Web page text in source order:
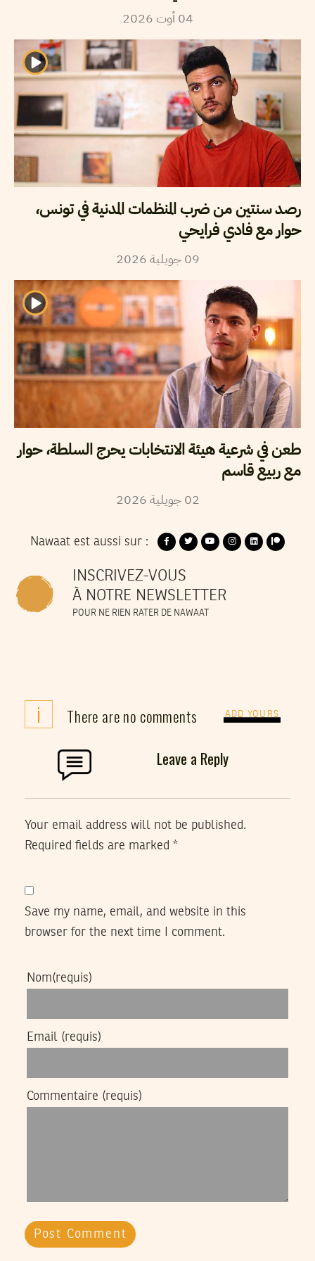
04 أوت2026
رصد سنتين من ضرب المنظمات المدنية في تونس،
حوار مع فادي فرايحي
09 جويلية2026
طعن في شرعية هيئة الانتخابات يحرج السلطة، حوار
مع ربيع قاسم
02 جويلية2026
Nawaat est aussi sur :
INSCRIVEZ-VOUS
À NOTRE NEWSLETTER
POUR NE RIEN RATER DE NAWAAT
i There are no comments ADD YOURS
Leave a Reply
Your email address will not be published.
Required fields are marked *
Save my name, email, and website in this
browser for the next time I comment.
Nom(requis)
Email (requis)
Commentaire (requis)